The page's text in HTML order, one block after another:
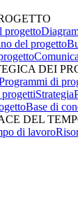
progetto
del progetto
DEI
di
Strategia
Base di
DEL
di lavoro